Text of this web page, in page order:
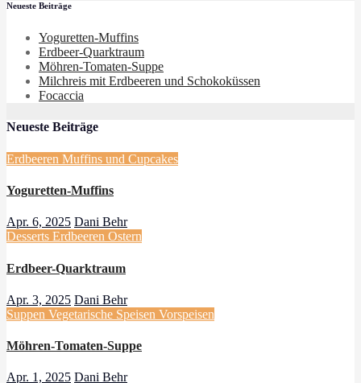
Neueste Beiträge
Yoguretten-Muffins
Erdbeer-Quarktraum
Möhren-Tomaten-Suppe
Milchreis mit Erdbeeren und Schokoküssen
Focaccia
Neueste Beiträge
Erdbeeren Muffins und Cupcakes
Yoguretten-Muffins
Apr. 6, 2025 Dani Behr
Desserts Erdbeeren Ostern
Erdbeer-Quarktraum
Apr. 3, 2025 Dani Behr
Suppen Vegetarische Speisen Vorspeisen
Möhren-Tomaten-Suppe
Apr. 1, 2025 Dani Behr